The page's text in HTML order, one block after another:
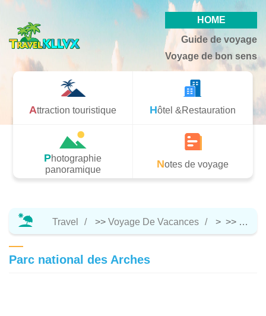
HOME
Guide de voyage
Voyage de bon sens
Attraction touristique Hôtel &Restauration
Photographie
panoramique
Notes de voyage
Travel >> Voyage De Vacances > >>
Parc national des Arches